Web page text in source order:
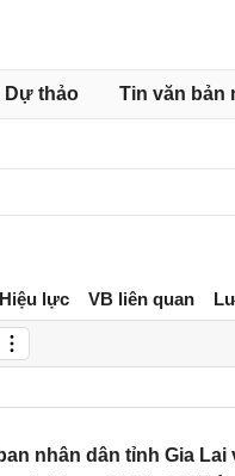
Dự thảo Tin văn bản
Hiệu lực VB liên quan
nhân dân tỉnh Gia